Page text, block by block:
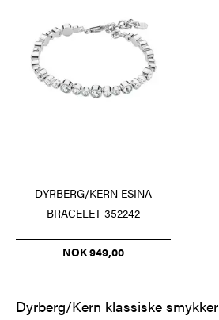
DYRBERG/KERN ESINA
BRACELET 352242
NOK 949,00
Dyrberg/Kern klassiske smykker